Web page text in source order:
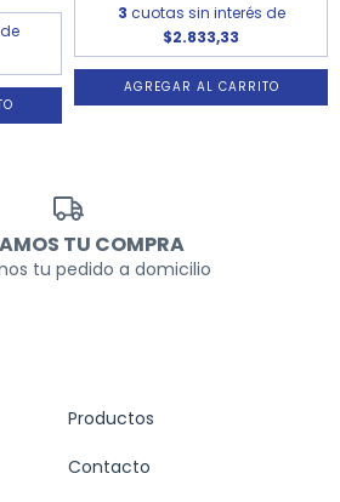
3 cuotas sin interés de
$2.833,33
TU COMPRA
tu pedido a domicilio
Productos
Contacto